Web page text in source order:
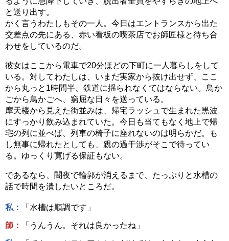
と送り出す。
かく言うわたしもその一人。今日はエントランスから出た
交差点の先にある、赤い看板の喫茶店でお師匠様と待ち合
わせをしているのだ。
彼女はここから電車で20分ほどの下町に一人暮らしをして
いる。対してわたしは、いまだ実家から抜け出せず、ここ
から丸っと1時間半、鉄道に揺られなくてはならない。鳥か
ごから鳥かごへ、窮屈な日々を送っている。
摩天楼から見えた街並みは、帰宅ラッシュで生まれた黒波
にすっかり飲み込まれていた。今日も当てもなく地上で帰
宅の列に並べば、列車の椅子に座れないのは明らかだ。も
し無事に帰れたとしても、親の過干渉がそこで待ってい
る。ゆっくり寛げる保証もない。
であるなら、闇夜で輪郭が消えるまで、たっぷりと水槽の
話で時間を潰したいところだ。
私： 「水槽は順調です」
師： 「うんうん。それは良かったね」